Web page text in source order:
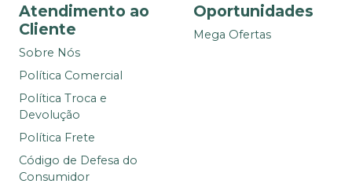
Atendimento ao
Cliente
Sobre Nós
Política Comercial
Política Troca e
Devolução
Política Frete
Código de Defesa do
Consumidor
Oportunidades
Mega Ofertas